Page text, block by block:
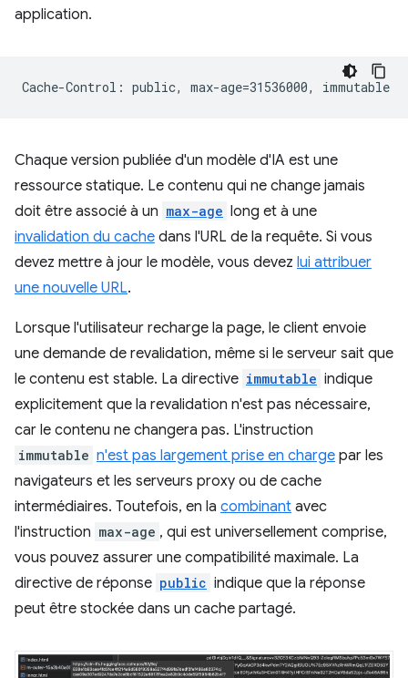
application.
Chaque version publiée d'un modèle d'IA est une
ressource statique. Le contenu qui ne change jamais
doit être associé à un max-age long et à une
invalidation du cache dans l'URL de la requête. Si vous
devez mettre à jour le modèle, vous devez lui attribuer
une nouvelle URL.
Lorsque l'utilisateur recharge la page, le client envoie
une demande de revalidation, même si le serveur sait que
le contenu est stable. La directive immutable indique
explicitement que la revalidation n'est pas nécessaire,
car le contenu ne changera pas. L'instruction
immutable n'est pas largement prise en charge par les
navigateurs et les serveurs proxy ou de cache
intermédiaires. Toutefois, en la combinant avec
l'instruction max-age , qui est universellement comprise,
vous pouvez assurer une compatibilité maximale. La
directive de réponse public indique que la réponse
peut être stockée dans un cache partagé.